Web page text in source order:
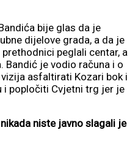
bije glas da je
dijelove grada, a da je
peglali centar, a
Bandić je vodio računa i o
asfaltirati Kozari bok i
i popločiti Cvjetni trg jer je
niste javno slagali je